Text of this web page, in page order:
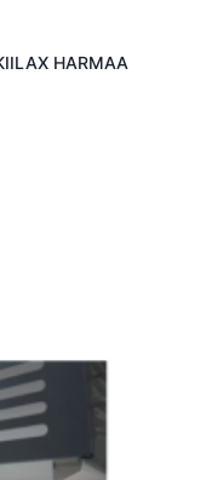
HARMAA